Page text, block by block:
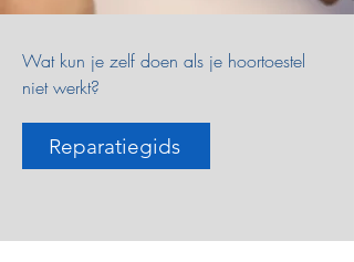
Wat kun je zelf doen als je hoortoestel
niet werkt?
Reparatiegids